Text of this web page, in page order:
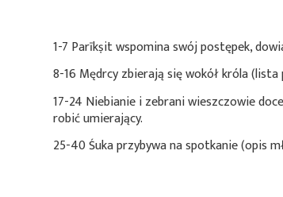
1-7 Parīkṣit wspomina swój postępek,
8-16 Mędrcy zbierają się wokół króla
17-24 Niebianie i zebrani wieszczowie
robić umierający.
25-40 Śuka przybywa na spotkanie (opis